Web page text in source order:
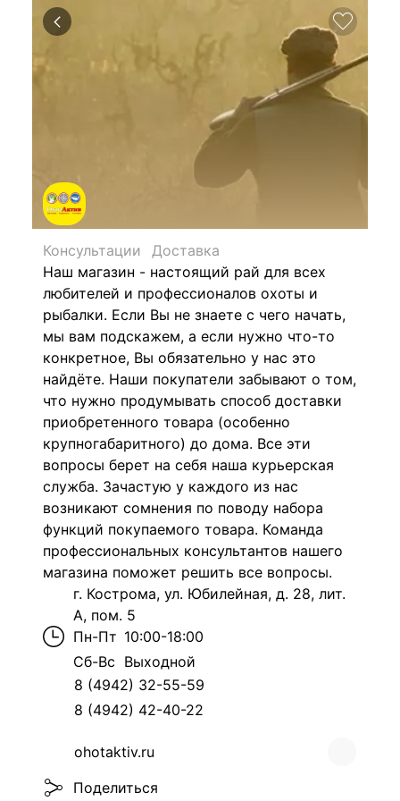
Консультации
Доставка
Наш магазин - настоящий рай для всех
любителей и профессионалов охоты и
рыбалки. Если Вы не знаете с чего начать,
мы вам подскажем, а если нужно что-то
конкретное, Вы обязательно у нас это
найдёте. Наши покупатели забывают о том,
что нужно продумывать способ доставки
приобретенного товара (особенно
крупногабаритного) до дома. Все эти
вопросы берет на себя наша курьерская
служба. Зачастую у каждого из нас
возникают сомнения по поводу набора
функций покупаемого товара. Команда
профессиональных консультантов нашего
магазина поможет решить все вопросы.
г. Кострома, ул. Юбилейная, д. 28, лит.
А, пом. 5
Пн-Пт 10:00-18:00
Сб-Вс Выходной
8 (4942) 32-55-59
8 (4942) 42-40-22
ohotaktiv.ru
Поделиться